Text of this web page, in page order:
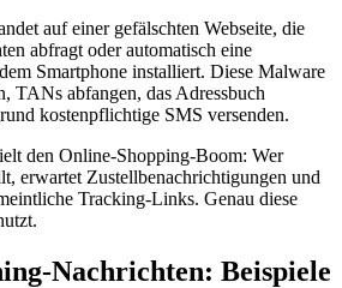
auf einer gefälschten Webseite, die
abfragt oder automatisch eine
Smartphone installiert. Diese Malware
TANs abfangen, das Adressbuch
kostenpflichtige SMS versenden.
den Online-Shopping-Boom: Wer
erwartet Zustellbenachrichtigungen und
Tracking-Links. Genau diese
Nachrichten: Beispiele